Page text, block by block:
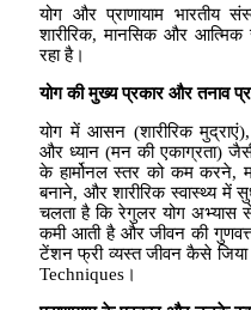
योग और प्राणायाम भारतीय
शारीरिक, मानसिक और आत्मिक
रहा है।
योग की मुख्य प्रकार और तनाव
योग में आसन (शारीरिक मुद्राएं),
और ध्यान (मन की एकाग्रता)
के हार्मोनल स्तर को कम करने,
बनाने, और शारीरिक स्वास्थ्य में
चलता है कि रेगुलर योग अभ्यास
कमी आती है और जीवन की
टेंशन फ्री व्यस्त जीवन कैसे
Techniques।